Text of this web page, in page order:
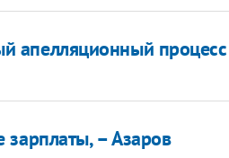
апелляционный
зарплаты, – Азаров